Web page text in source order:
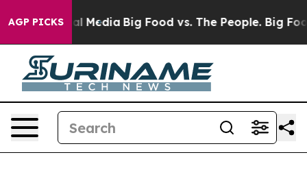
AGP PICKS
Social Media Big Food vs. The People. Big Food’s